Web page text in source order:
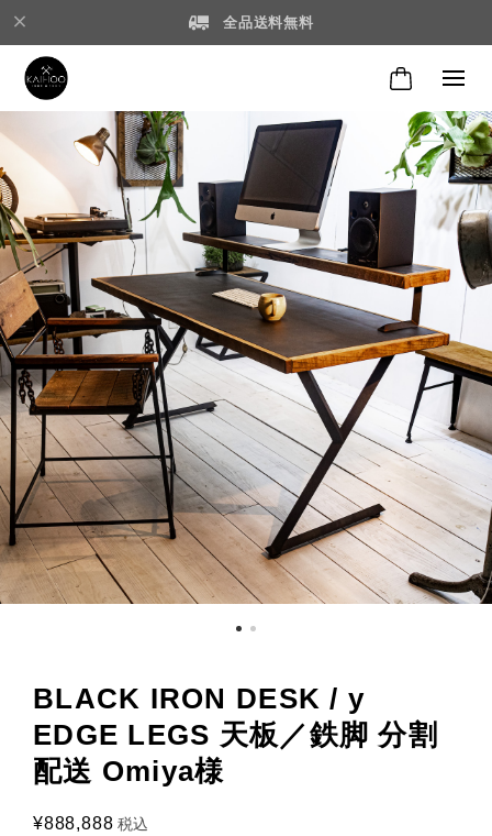
全品送料無料
BLACK IRON DESK / y
EDGE LEGS 天板／鉄脚 分割
配送 Omiya様
¥888,888 税込